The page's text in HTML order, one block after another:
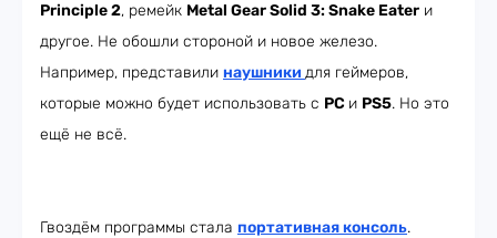
Principle 2, ремейк Metal Gear Solid 3: Snake Eater и
другое. Не обошли стороной и новое железо.
Например, представили наушники для геймеров,
которые можно будет использовать с PC и PS5. Но это
ещё не всё.
Гвоздём программы стала портативная консоль.